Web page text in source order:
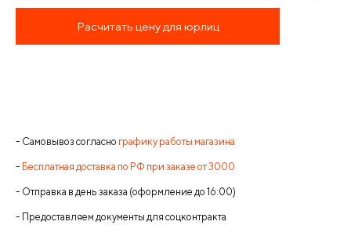
Расчитать цену для юрлиц
- Самовывоз согласно графику работы магазина
- Бесплатная доставка по РФ при заказе от 3000
- Отправка в день заказа (оформление до 16:00)
- Предоставляем документы для соцконтракта